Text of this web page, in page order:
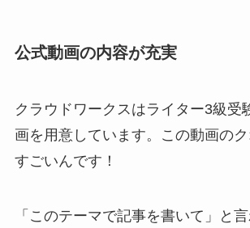
公式動画の内容が充実
クラウドワークスはライター3級受
画を用意しています。この動画の
すごいんです！
「このテーマで記事を書いて」と